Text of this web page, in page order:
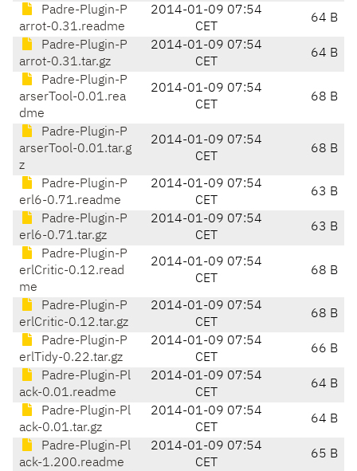
Padre-Plugin-P
arrot-0.31.readme
2014-01-09 07:54
CET
64 B
Padre-Plugin-P
arrot-0.31.tar.gz
2014-01-09 07:54
CET
64 B
Padre-Plugin-P
arserTool-0.01.rea
dme
2014-01-09 07:54
CET
68 B
Padre-Plugin-P
arserTool-0.01.tar.g
z
2014-01-09 07:54
CET
68 B
Padre-Plugin-P
erl6-0.71.readme
2014-01-09 07:54
CET
63 B
Padre-Plugin-P
erl6-0.71.tar.gz
2014-01-09 07:54
CET
63 B
Padre-Plugin-P
erlCritic-0.12.read
me
2014-01-09 07:54
CET
68 B
Padre-Plugin-P
erlCritic-0.12.tar.gz
2014-01-09 07:54
CET
68 B
Padre-Plugin-P
erlTidy-0.22.tar.gz
2014-01-09 07:54
CET
66 B
Padre-Plugin-Pl
ack-0.01.readme
2014-01-09 07:54
CET
64 B
Padre-Plugin-Pl
ack-0.01.tar.gz
2014-01-09 07:54
CET
64 B
Padre-Plugin-Pl
ack-1.200.readme
2014-01-09 07:54
CET
65 B